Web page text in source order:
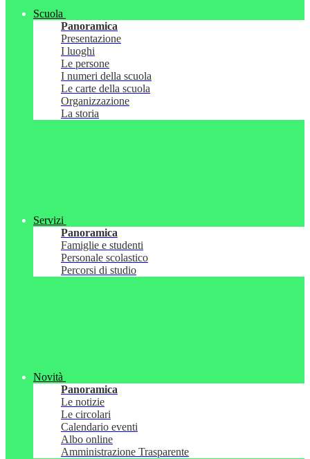
Scuola
Panoramica
Presentazione
I luoghi
Le persone
I numeri della scuola
Le carte della scuola
Organizzazione
La storia
Servizi
Panoramica
Famiglie e studenti
Personale scolastico
Percorsi di studio
Novità
Panoramica
Le notizie
Le circolari
Calendario eventi
Albo online
Amministrazione Trasparente